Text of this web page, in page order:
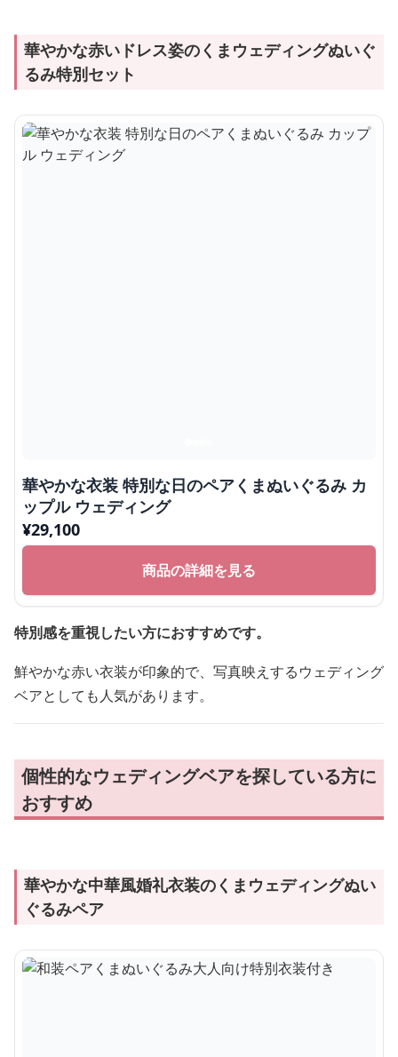
華やかな赤いドレス姿のくまウェディングぬいぐ
るみ特別セット
華やかな衣装 特別な日のペアくまぬいぐるみ カ
ップル ウェディング
¥29,100
商品の詳細を見る
特別感を重視したい方におすすめです。
鮮やかな赤い衣装が印象的で、写真映えするウェディング
ベアとしても人気があります。
個性的なウェディングベアを探している方に
おすすめ
華やかな中華風婚礼衣装のくまウェディングぬい
ぐるみペア